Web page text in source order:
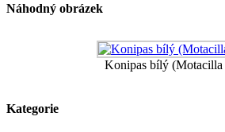
Náhodný obrázek
Konipas bílý (Motacilla
Kategorie